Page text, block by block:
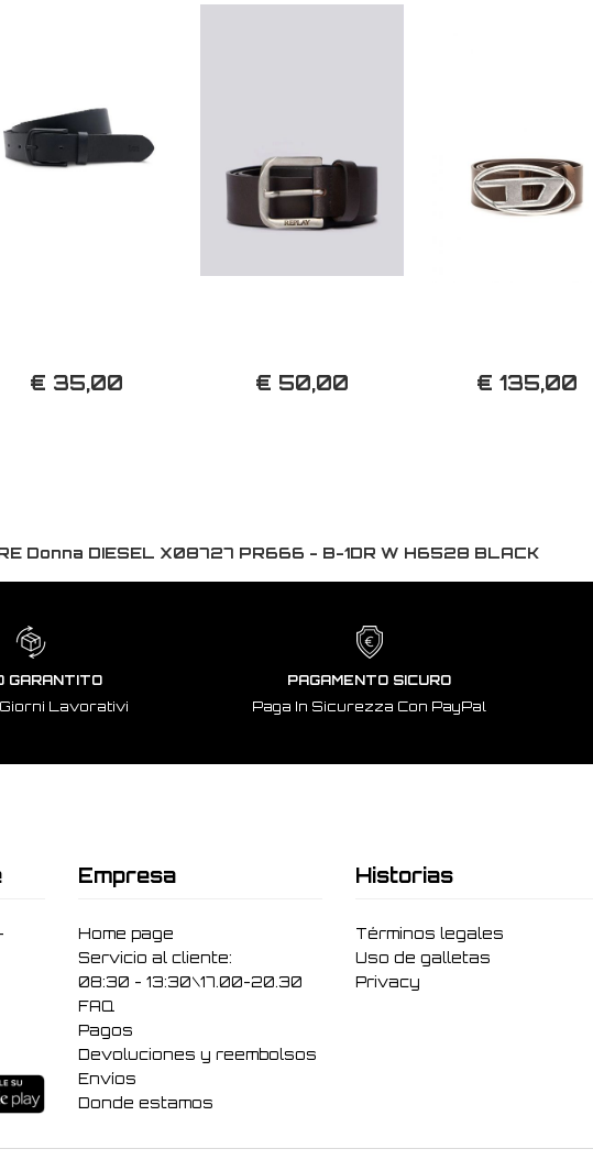
€ 35,00 € 50,00 € 135,00
Donna DIESEL X08727 PR666 - B-1DR W H6528 BLACK
GARANTITO
Lavorativi
PAGAMENTO SICURO
Paga In Sicurezza Con PayPal
Empresa
Home page
Servicio al cliente:
08:30 - 13:30\17.00-20.30
FAQ
Pagos
Devoluciones y reembolsos
Envíos
Donde estamos
Historias
Términos legales
Uso de galletas
Privacy